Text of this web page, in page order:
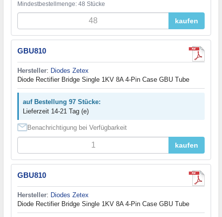
Mindestbestellmenge: 48 Stücke
kaufen
GBU810
Hersteller: Diodes Zetex
Diode Rectifier Bridge Single 1KV 8A 4-Pin Case GBU Tube
auf Bestellung 97 Stücke:
Lieferzeit 14-21 Tag (e)
Benachrichtigung bei Verfügbarkeit
kaufen
GBU810
Hersteller: Diodes Zetex
Diode Rectifier Bridge Single 1KV 8A 4-Pin Case GBU Tube